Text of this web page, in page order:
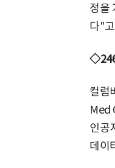
정을
다"
◇246
컬럼
Med
인공
데이